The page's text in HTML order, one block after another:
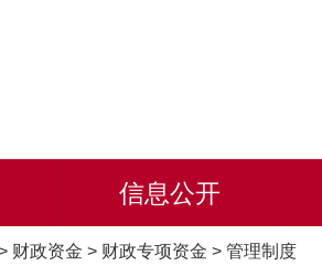
信息公开
财政资金 > 财政专项资金 > 管理制度